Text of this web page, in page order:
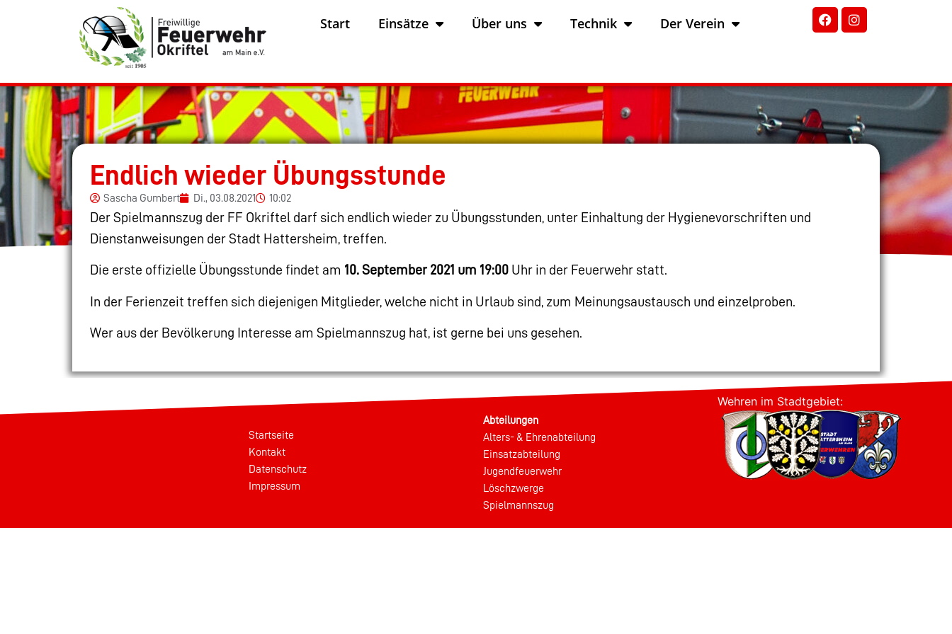
Start Einsätze Über uns Technik Der Verein
Endlich wieder Übungsstunde
Sascha Gumbert Di., 03.08.2021 10:02
Der Spielmannszug der FF Okriftel darf sich endlich wieder zu Übungsstunden, unter Einhaltung der Hygienevorschriften und
Dienstanweisungen der Stadt Hattersheim, treffen.
Die erste offizielle Übungsstunde findet am 10. September 2021 um 19:00 Uhr in der Feuerwehr statt.
In der Ferienzeit treffen sich diejenigen Mitglieder, welche nicht in Urlaub sind, zum Meinungsaustausch und einzelproben.
Wer aus der Bevölkerung Interesse am Spielmannszug hat, ist gerne bei uns gesehen.
Startseite
Kontakt
Datenschutz
Impressum
Abteilungen
Alters- & Ehrenabteilung
Einsatzabteilung
Jugendfeuerwehr
Löschzwerge
Spielmannszug
Wehren im Stadtgebiet: